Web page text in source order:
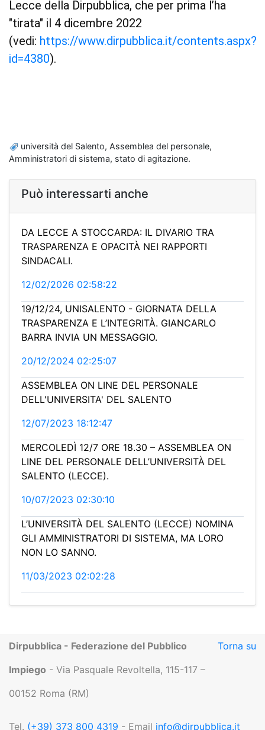
Lecce della Dirpubblica, che per prima l’ha
"tirata" il 4 dicembre 2022
(vedi: https://www.dirpubblica.it/contents.aspx?
id=4380).
università del Salento, Assemblea del personale,
Amministratori di sistema, stato di agitazione.
Può interessarti anche
DA LECCE A STOCCARDA: IL DIVARIO TRA
TRASPARENZA E OPACITÀ NEI RAPPORTI
SINDACALI.
12/02/2026 02:58:22
19/12/24, UNISALENTO - GIORNATA DELLA
TRASPARENZA E L’INTEGRITÀ. GIANCARLO
BARRA INVIA UN MESSAGGIO.
20/12/2024 02:25:07
ASSEMBLEA ON LINE DEL PERSONALE
DELL'UNIVERSITA' DEL SALENTO
12/07/2023 18:12:47
MERCOLEDÌ 12/7 ORE 18.30 – ASSEMBLEA ON
LINE DEL PERSONALE DELL’UNIVERSITÀ DEL
SALENTO (LECCE).
10/07/2023 02:30:10
L’UNIVERSITÀ DEL SALENTO (LECCE) NOMINA
GLI AMMINISTRATORI DI SISTEMA, MA LORO
NON LO SANNO.
11/03/2023 02:02:28
Torna su
Dirpubblica - Federazione del Pubblico
Impiego - Via Pasquale Revoltella, 115-117 –
00152 Roma (RM)
Tel. (+39) 373 800 4319 - Email info@dirpubblica.it